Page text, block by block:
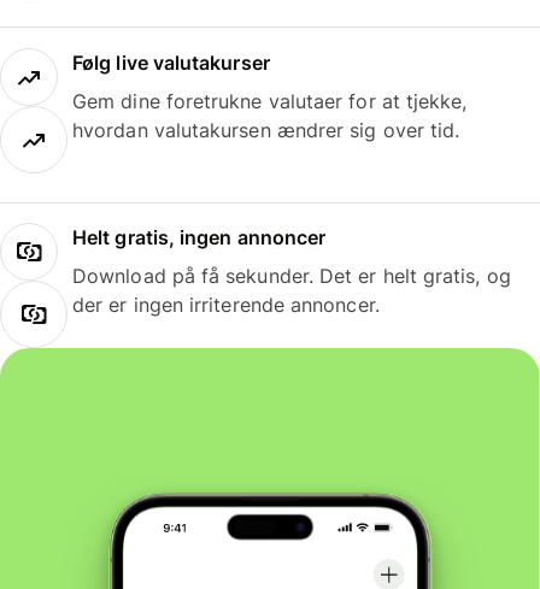
Følg live valutakurser
Gem dine foretrukne valutaer for at tjekke,
hvordan valutakursen ændrer sig over tid.
Helt gratis, ingen annoncer
Download på få sekunder. Det er helt gratis, og
der er ingen irriterende annoncer.